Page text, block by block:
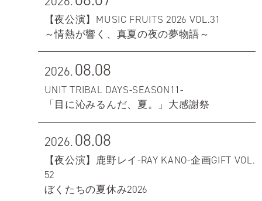
【夜公演】MUSIC FRUITS 2026 VOL.31
～情熱が響く、真夏の夜の夢物語～
2026.08.08
UNIT TRIBAL DAYS-SEASON11-
「目に沁みるんだ、夏。」大感謝祭
2026.08.08
【夜公演】鹿野レイ-RAY KANO-企画GIFT VOL.
52
ぼくたちの夏休み2026